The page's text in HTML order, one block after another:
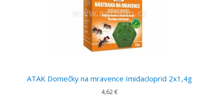
ATAK Domečky na mravence Imidacloprid 2x1,4g
4,62 €